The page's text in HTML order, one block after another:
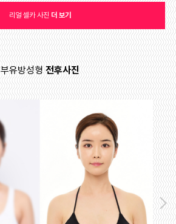
리얼 셀카 사진 더 보기
부유방성형전후사진